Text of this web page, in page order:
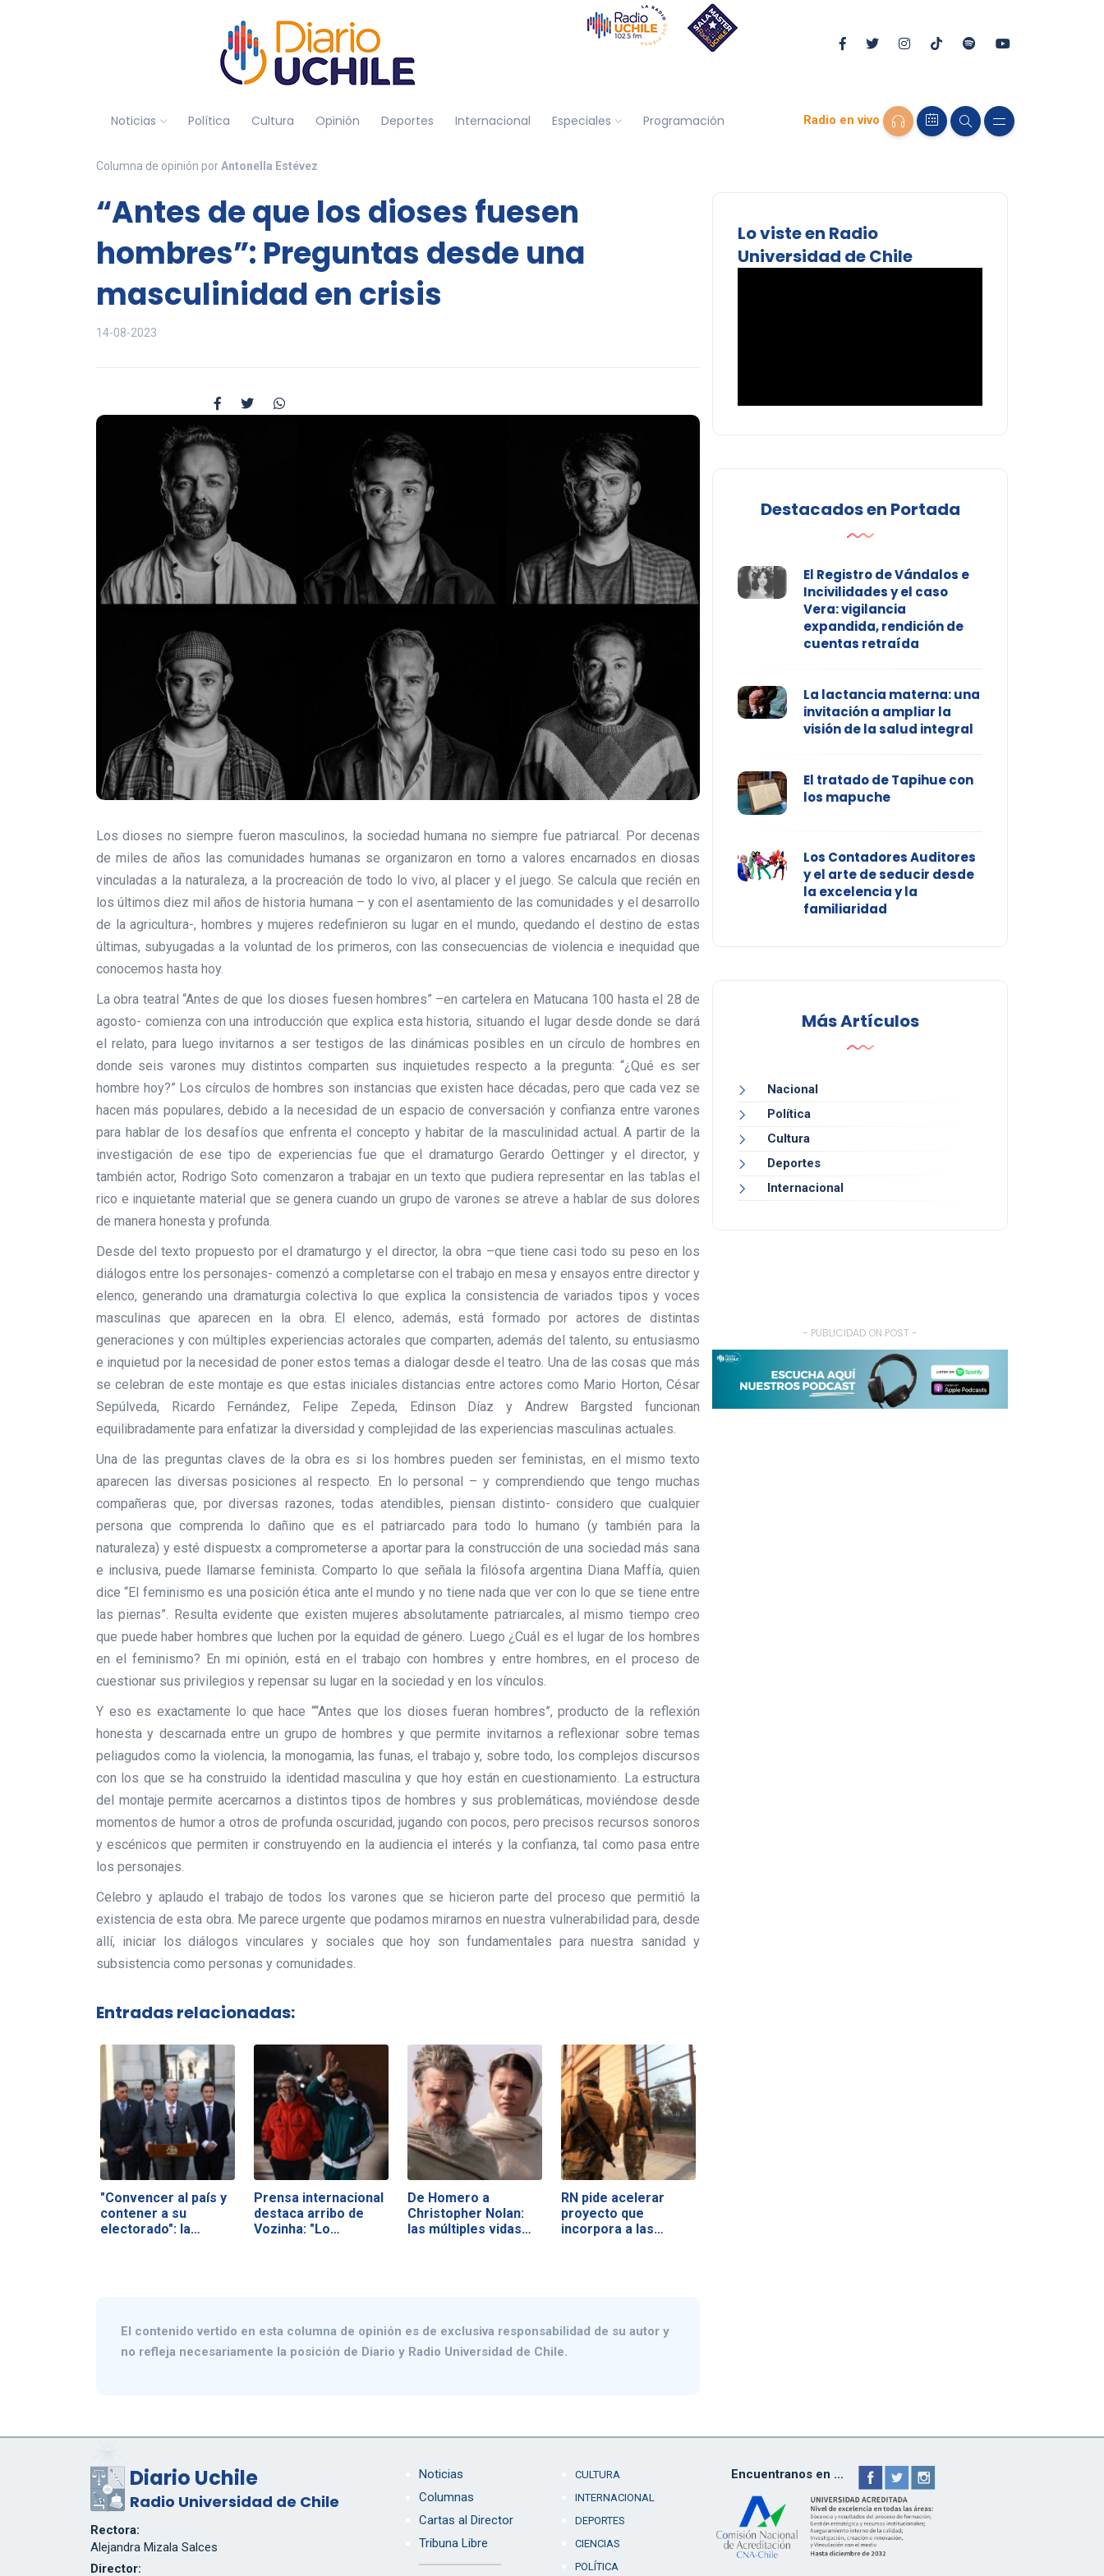
Noticias Política Cultura Opinión Deportes Internacional Especiales Programación Radio en vivo
Columna de opinión porAntonella Estévez
“Antes de que los dioses fuesen
hombres”: Preguntas desde una
masculinidad en crisis
14-08-2023
Los dioses no siempre fueron masculinos, la sociedad humana no siempre fue patriarcal. Por decenas
de miles de años las comunidades humanas se organizaron en torno a valores encarnados en diosas
vinculadas a la naturaleza, a la procreación de todo lo vivo, al placer y el juego. Se calcula que recién en
los últimos diez mil años de historia humana – y con el asentamiento de las comunidades y el desarrollo
de la agricultura-, hombres y mujeres redefinieron su lugar en el mundo, quedando el destino de estas
últimas, subyugadas a la voluntad de los primeros, con las consecuencias de violencia e inequidad que
conocemos hasta hoy.
La obra teatral “Antes de que los dioses fuesen hombres” –en cartelera en Matucana 100 hasta el 28 de
agosto- comienza con una introducción que explica esta historia, situando el lugar desde donde se dará
el relato, para luego invitarnos a ser testigos de las dinámicas posibles en un círculo de hombres en
donde seis varones muy distintos comparten sus inquietudes respecto a la pregunta: “¿Qué es ser
hombre hoy?” Los círculos de hombres son instancias que existen hace décadas, pero que cada vez se
hacen más populares, debido a la necesidad de un espacio de conversación y confianza entre varones
para hablar de los desafíos que enfrenta el concepto y habitar de la masculinidad actual. A partir de la
investigación de ese tipo de experiencias fue que el dramaturgo Gerardo Oettinger y el director, y
también actor, Rodrigo Soto comenzaron a trabajar en un texto que pudiera representar en las tablas el
rico e inquietante material que se genera cuando un grupo de varones se atreve a hablar de sus dolores
de manera honesta y profunda.
Desde del texto propuesto por el dramaturgo y el director, la obra –que tiene casi todo su peso en los
diálogos entre los personajes- comenzó a completarse con el trabajo en mesa y ensayos entre director y
elenco, generando una dramaturgia colectiva lo que explica la consistencia de variados tipos y voces
masculinas que aparecen en la obra. El elenco, además, está formado por actores de distintas
generaciones y con múltiples experiencias actorales que comparten, además del talento, su entusiasmo
e inquietud por la necesidad de poner estos temas a dialogar desde el teatro. Una de las cosas que más
se celebran de este montaje es que estas iniciales distancias entre actores como Mario Horton, César
Sepúlveda, Ricardo Fernández, Felipe Zepeda, Edinson Díaz y Andrew Bargsted funcionan
equilibradamente para enfatizar la diversidad y complejidad de las experiencias masculinas actuales.
Una de las preguntas claves de la obra es si los hombres pueden ser feministas, en el mismo texto
aparecen las diversas posiciones al respecto. En lo personal – y comprendiendo que tengo muchas
compañeras que, por diversas razones, todas atendibles, piensan distinto- considero que cualquier
persona que comprenda lo dañino que es el patriarcado para todo lo humano (y también para la
naturaleza) y esté dispuestx a comprometerse a aportar para la construcción de una sociedad más sana
e inclusiva, puede llamarse feminista. Comparto lo que señala la filósofa argentina Diana Maffía, quien
dice “El feminismo es una posición ética ante el mundo y no tiene nada que ver con lo que se tiene entre
las piernas”. Resulta evidente que existen mujeres absolutamente patriarcales, al mismo tiempo creo
que puede haber hombres que luchen por la equidad de género. Luego ¿Cuál es el lugar de los hombres
en el feminismo? En mi opinión, está en el trabajo con hombres y entre hombres, en el proceso de
cuestionar sus privilegios y repensar su lugar en la sociedad y en los vínculos.
Y eso es exactamente lo que hace ““Antes que los dioses fueran hombres”, producto de la reflexión
honesta y descarnada entre un grupo de hombres y que permite invitarnos a reflexionar sobre temas
peliagudos como la violencia, la monogamia, las funas, el trabajo y, sobre todo, los complejos discursos
con los que se ha construido la identidad masculina y que hoy están en cuestionamiento. La estructura
del montaje permite acercarnos a distintos tipos de hombres y sus problemáticas, moviéndose desde
momentos de humor a otros de profunda oscuridad, jugando con pocos, pero precisos recursos sonoros
y escénicos que permiten ir construyendo en la audiencia el interés y la confianza, tal como pasa entre
los personajes.
Celebro y aplaudo el trabajo de todos los varones que se hicieron parte del proceso que permitió la
existencia de esta obra. Me parece urgente que podamos mirarnos en nuestra vulnerabilidad para, desde
allí, iniciar los diálogos vinculares y sociales que hoy son fundamentales para nuestra sanidad y
subsistencia como personas y comunidades.
Entradas relacionadas:
"Convencer al país y
contener a su
electorado": la…
Prensa internacional
destaca arribo de
Vozinha: "Lo…
De Homero a
Christopher Nolan:
las múltiples vidas…
RN pide acelerar
proyecto que
incorpora a las…
El contenido vertido en esta columna de opinión es de exclusiva responsabilidad de su autor y
no refleja necesariamente la posición de Diario y Radio Universidad de Chile.
Lo viste en Radio
Universidad de Chile
Destacados en Portada
El Registro de Vándalos e
Incivilidades y el caso
Vera: vigilancia
expandida, rendición de
cuentas retraída
La lactancia materna: una
invitación a ampliar la
visión de la salud integral
El tratado de Tapihue con
los mapuche
Los Contadores Auditores
y el arte de seducir desde
la excelencia y la
familiaridad
Más Artículos
Nacional
Política
Cultura
Deportes
Internacional
- PUBLICIDAD ON POST -
Diario Uchile
Radio Universidad de Chile
Rectora:
Alejandra Mizala Salces
Director:
Noticias
Columnas
Cartas al Director
Tribuna Libre
CULTURA
INTERNACIONAL
DEPORTES
CIENCIAS
POLÍTICA
Encuentranos en ...